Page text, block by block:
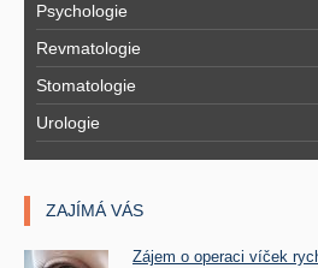
Psychologie
Revmatologie
Stomatologie
Urologie
ZAJÍMÁ VÁS
Zájem o operaci víček